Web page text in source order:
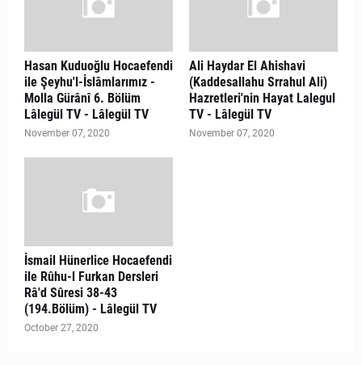
Hasan Kuduoğlu Hocaefendi
ile Şeyhu'l-İslâmlarımız -
Molla Gürânî 6. Bölüm
Lâlegül TV - Lâlegül TV
November 07, 2020
Ali Haydar El Ahishavi
(Kaddesallahu Srrahul Ali)
Hazretleri'nin Hayat Lalegul
TV - Lâlegül TV
November 07, 2020
İsmail Hünerlice Hocaefendi
ile Rûhu-l Furkan Dersleri
Râ'd Sûresi 38-43
(194.Bölüm) - Lâlegül TV
October 27, 2020